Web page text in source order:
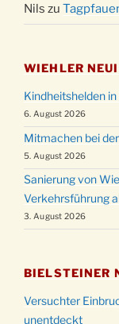
Nils zu
WIEHLER
Kindheitshelden
6. August 2026
Mitmachen bei
5. August 2026
Sanierung von
Verkehrsführung
3. August 2026
BIELSTEINER
Versuchter
unentdeckt